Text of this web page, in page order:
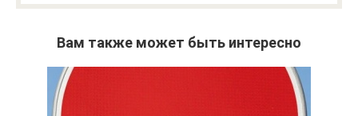
Вам также может быть интересно